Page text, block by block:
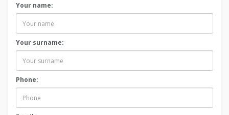
Your name:
Your surname:
Phone: